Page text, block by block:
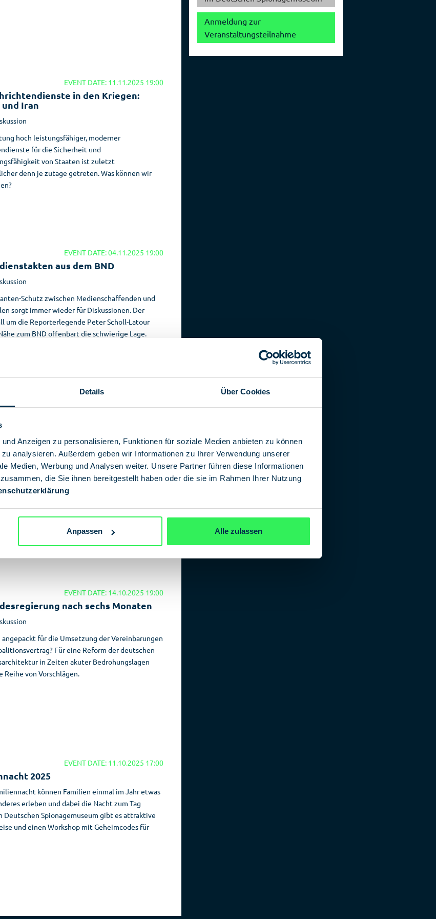
Details Über Cookies
Anzeigen zu personalisieren, Funktionen für soziale Medien anbieten zu können
analysieren. Außerdem geben wir Informationen zu Ihrer Verwendung unserer
Medien, Werbung und Analysen weiter. Unsere Partner führen diese Informationen
die Sie ihnen bereitgestellt haben oder die sie im Rahmen Ihrer Nutzung
Anpassen Alle zulassen
Anmeldung zur
Veranstaltungsteilnahme
EVENT DATE: 11.11.2025 19:00
in den Kriegen:
Iran
hoch leistungsfähiger, moderner
für die Sicherheit und
von Staaten ist zuletzt
denn je zutage getreten. Was können wir
EVENT DATE: 04.11.2025 19:00
aus dem BND
Schutz zwischen Medienschaffenden und
sorgt immer wieder für Diskussionen. Der
um die Reporterlegende Peter Scholl-Latour
zum BND offenbart die schwierige Lage.
belegt das komplexe Zusammenspiel
Medienkanälen, Bots und Trollfabriken
Netzwerken sowie die umfangreichen
EVENT DATE: 14.10.2025 19:00
nach sechs Monaten
angepackt für die Umsetzung der Vereinbarungen
Für eine Reform der deutschen
in Zeiten akuter Bedrohungslagen
Reihe von Vorschlägen.
EVENT DATE: 11.10.2025 17:00
2025
können Familien einmal im Jahr etwas
erleben und dabei die Nacht zum Tag
Deutschen Spionagemuseum gibt es attraktive
und einen Workshop mit Geheimcodes für